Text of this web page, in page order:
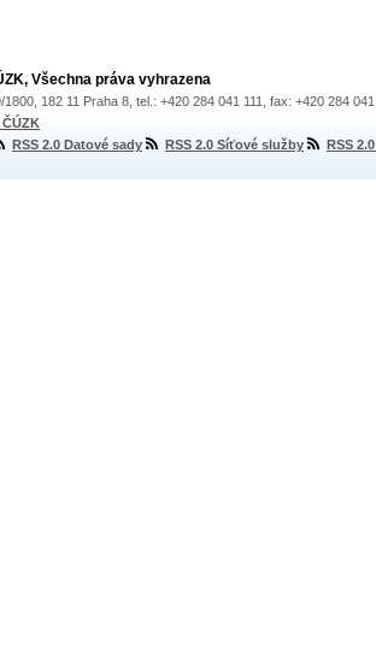
Všechna práva vyhrazena
182 11 Praha 8, tel.: +420 284 041 111, fax: +420 284
RSS 2.0 Datové sady RSS 2.0 Síťové služby RSS